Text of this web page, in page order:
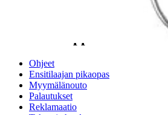
Ohjeet
Ensitilaajan pikaopas
Myymälänouto
Palautukset
Reklamaatio